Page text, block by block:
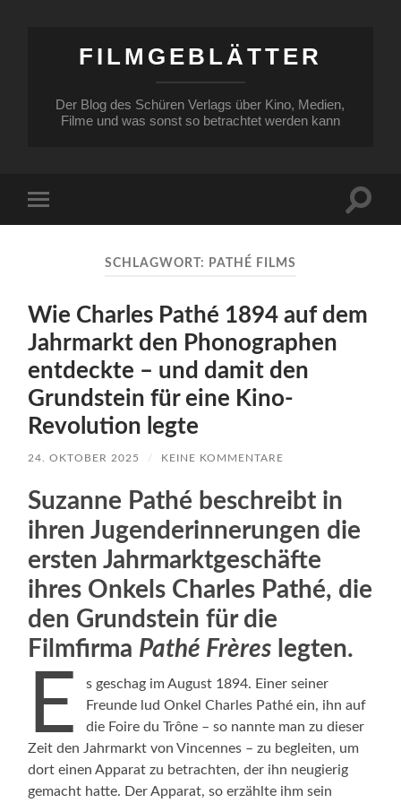
FILMGEBLÄTTER
Der Blog des Schüren Verlags über Kino, Medien,
Filme und was sonst so betrachtet werden kann
Menü
SCHLAGWORT: PATHÉ FILMS
Wie Charles Pathé 1894 auf dem
Jahrmarkt den Phonographen
entdeckte – und damit den
Grundstein für eine Kino-
Revolution legte
24. OKTOBER 2025 / KEINE KOMMENTARE
Suzanne Pathé beschreibt in
ihren Jugenderinnerungen die
ersten Jahrmarktgeschäfte
ihres Onkels Charles Pathé, die
den Grundstein für die
Filmfirma Pathé Frères legten.
E
s geschag im August 1894. Einer seiner
Freunde lud Onkel Charles Pathé ein, ihn auf
die Foire du Trône – so nannte man zu dieser
Zeit den Jahrmarkt von Vincennes – zu begleiten, um
dort einen Apparat zu betrachten, der ihn neugierig
gemacht hatte. Der Apparat, so erzählte ihm sein